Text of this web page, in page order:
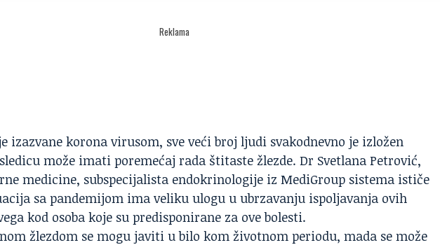
Reklama
izazvane korona virusom, sve veći broj ljudi svakodnevno je izložen
može imati poremećaj rada štitaste žlezde. Dr Svetlana Petrović,
medicine, subspecijalista endokrinologije iz MediGroup sistema ističe
sa pandemijom ima veliku ulogu u ubrzavanju ispoljavanja ovih
kod osoba koje su predisponirane za ove bolesti.
žlezdom se mogu javiti u bilo kom životnom periodu, mada se može